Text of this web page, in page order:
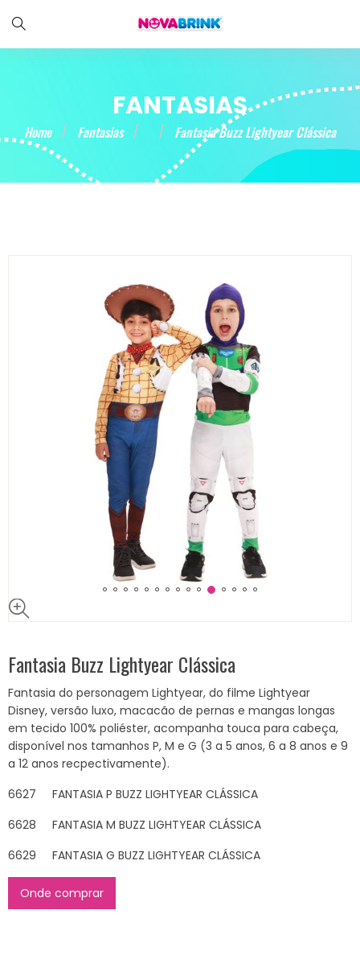
FANTASIAS
Home Fantasias Fantasia Buzz Lightyear Clássica
Fantasia Buzz Lightyear Clássica
Fantasia do personagem Lightyear, do filme Lightyear
Disney, versão luxo, macacão de pernas e mangas longas
em tecido 100% poliéster, acompanha touca para cabeça,
disponível nos tamanhos P, M e G (3 a 5 anos, 6 a 8 anos e 9
a 12 anos recpectivamente).
6627 FANTASIA P BUZZ LIGHTYEAR CLÁSSICA
6628 FANTASIA M BUZZ LIGHTYEAR CLÁSSICA
6629 FANTASIA G BUZZ LIGHTYEAR CLÁSSICA
Onde comprar